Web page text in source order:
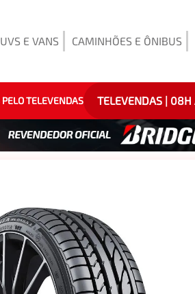
E VANS CAMINHÕES E ÔNIBUS
TELEVENDAS TELEVENDAS | 08H